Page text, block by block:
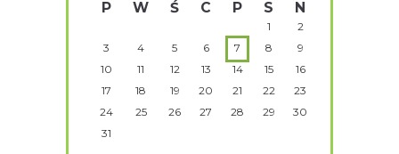
P W Ś C P S N
1
2
3
4 5 6 7 8
9
10
11 12 13 14 15
16
17
18 19 20 21 22
23
24
25 26 27 28 29
30
31